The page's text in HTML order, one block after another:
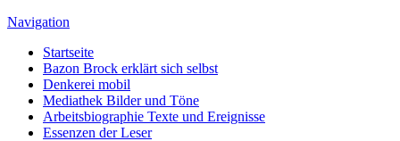
Navigation
Startseite
Bazon Brock erklärt sich selbst
Denkerei mobil
Mediathek Bilder und Töne
Arbeitsbiographie Texte und Ereignisse
Essenzen der Leser